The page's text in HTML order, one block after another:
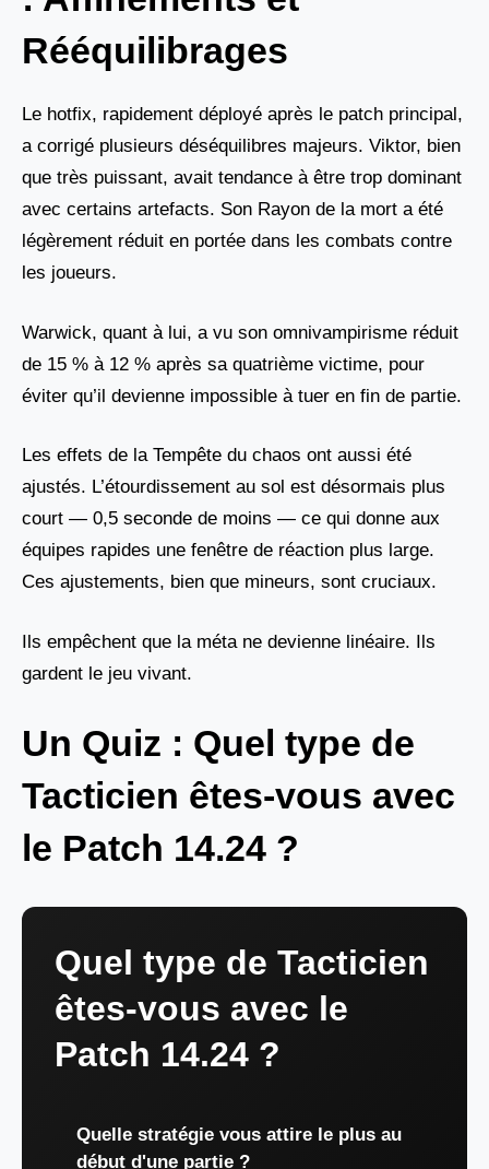
Rééquilibrages
Le hotfix, rapidement déployé après le patch principal,
a corrigé plusieurs déséquilibres majeurs. Viktor, bien
que très puissant, avait tendance à être trop dominant
avec certains artefacts. Son Rayon de la mort a été
légèrement réduit en portée dans les combats contre
les joueurs.
Warwick, quant à lui, a vu son omnivampirisme réduit
de 15 % à 12 % après sa quatrième victime, pour
éviter qu’il devienne impossible à tuer en fin de partie.
Les effets de la Tempête du chaos ont aussi été
ajustés. L’étourdissement au sol est désormais plus
court — 0,5 seconde de moins — ce qui donne aux
équipes rapides une fenêtre de réaction plus large.
Ces ajustements, bien que mineurs, sont cruciaux.
Ils empêchent que la méta ne devienne linéaire. Ils
gardent le jeu vivant.
Un Quiz : Quel type de
Tacticien êtes-vous avec
le Patch 14.24 ?
Quel type de Tacticien
êtes-vous avec le
Patch 14.24 ?
Quelle stratégie vous attire le plus au
début d'une partie ?